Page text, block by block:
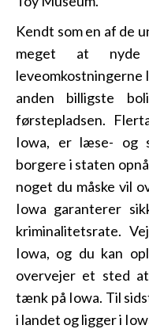
Kendt som en af de
meget at
leveomkostningerne
anden billigste
førstepladsen.
Iowa, er læse- og
borgere i staten
noget du måske vil
Iowa garanterer
kriminalitetsrate.
Iowa, og du kan
overvejer et sted
tænk på Iowa. Til
i landet og ligger i